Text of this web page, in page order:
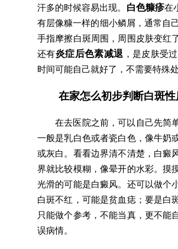
汗多的时候容易出现。 白色糠疹在
有层像糠一样的细小鳞屑，通常自
手指摩擦白斑周围，周围皮肤变红
还有炎症后色素减退 ，是皮肤受
时间可能自己就好了，不需要特殊处
在家怎么初步判断白斑性
在去医院之前，可以自己先简
一般是乳白色或者瓷白色，像牛奶
或灰白。看看边界清不清楚，白癜
界就比较模糊，像晕开的水彩。摸
光滑的可能是白癜风。还可以做个
白斑不红，可能是贫血痣；要是白
只能做个参考，不能当真，更不能
误病情。